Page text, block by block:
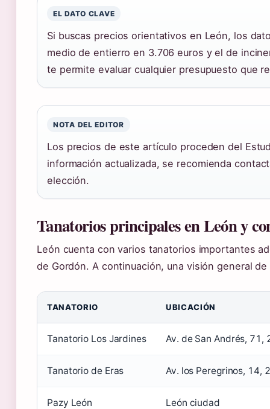
EL DATO CLAVE
Si buscas precios orientativos en León, los
medio de entierro en 3.706 euros y el de
te permite evaluar cualquier presupuesto que
NOTA DEL EDITOR
Los precios de este artículo proceden del
información actualizada, se recomienda
elección.
Tanatorios principales en León y
León cuenta con varios tanatorios importantes
de Gordón. A continuación, una visión general
TANATORIO UBICACIÓN
Tanatorio Los Jardines Av. de San Andrés, 71,
Tanatorio de Eras Av. los Peregrinos, 14,
Pazy León León ciudad